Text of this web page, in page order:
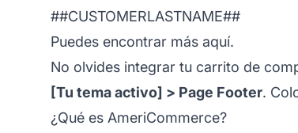
##CUSTOMERLASTNAME##
Puedes encontrar más aquí.
No olvides integrar tu carrito de
[Tu tema activo] > Page Footer.
¿Qué es AmeriCommerce?